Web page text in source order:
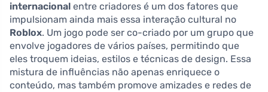
internacional entre criadores é um dos fatores que
impulsionam ainda mais essa interação cultural no
Roblox. Um jogo pode ser co-criado por um grupo que
envolve jogadores de vários países, permitindo que
eles troquem ideias, estilos e técnicas de design. Essa
mistura de influências não apenas enriquece o
conteúdo, mas também promove amizades e redes de